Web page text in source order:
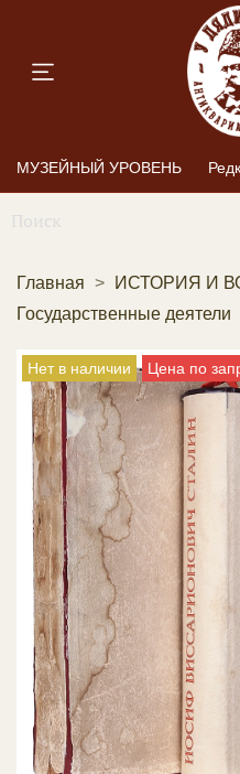
МУЗЕЙНЫЙ УРОВЕНЬ
Главная
ИСТОРИЯ И
Государственные деятели
Нет в наличии Цена по